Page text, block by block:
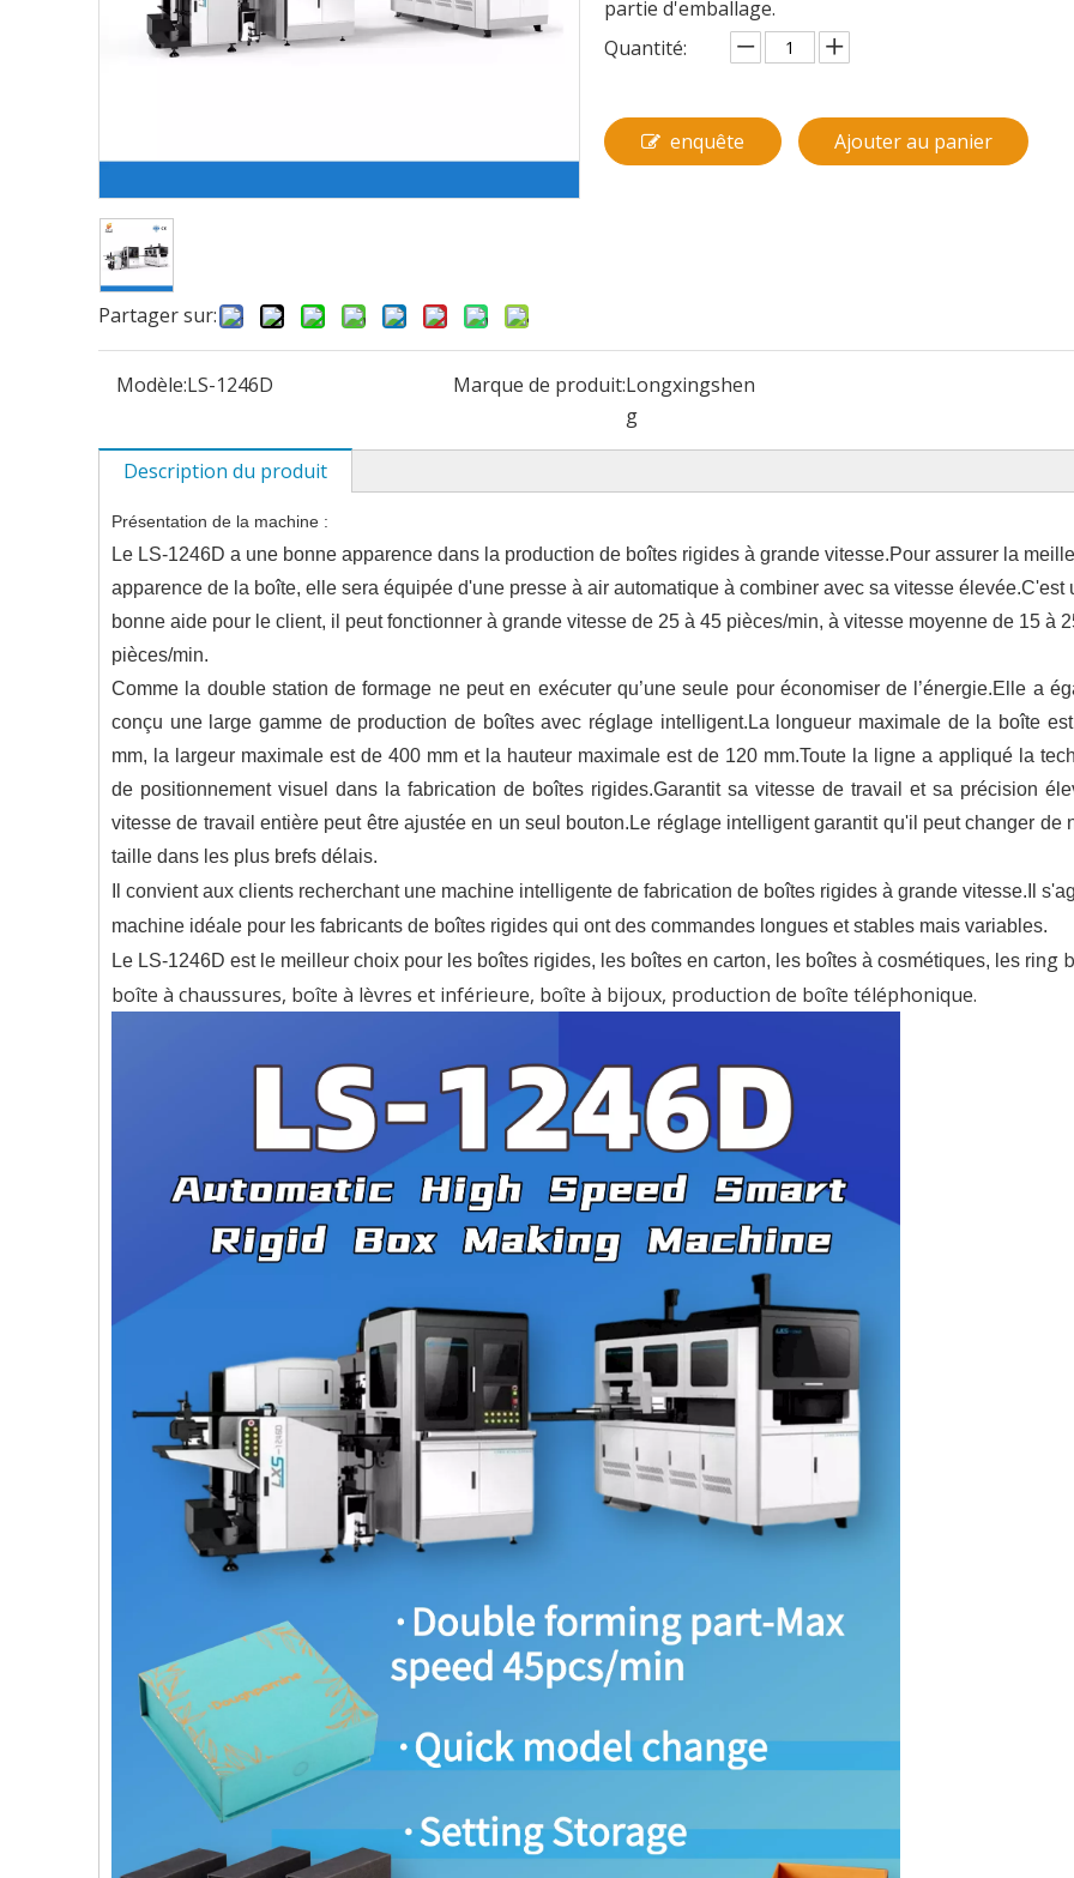
Partager sur:
partie d'emballage.
Quantité:
enquête Ajouter au panier
Modèle:LS-1246D Marque de produit:Longxingshen
g
Description du produit
Présentation de la machine :
Le LS-1246D a une bonne apparence dans la production de boîtes rigides à grande vitesse.Pour assurer la
apparence de la boîte, elle sera équipée d'une presse à air automatique à combiner avec sa vitesse élevée.C'est
bonne aide pour le client, il peut fonctionner à grande vitesse de 25 à 45 pièces/min, à vitesse moyenne de 15 à
pièces/min.
Comme la double station de formage ne peut en exécuter qu’une seule pour économiser de l’énergie.Elle a
conçu une large gamme de production de boîtes avec réglage intelligent.La longueur maximale de la boîte
mm, la largeur maximale est de 400 mm et la hauteur maximale est de 120 mm.Toute la ligne a appliqué la
de positionnement visuel dans la fabrication de boîtes rigides.Garantit sa vitesse de travail et sa précision
vitesse de travail entière peut être ajustée en un seul bouton.Le réglage intelligent garantit qu'il peut changer de
taille dans les plus brefs délais.
Il convient aux clients recherchant une machine intelligente de fabrication de boîtes rigides à grande vitesse.Il
machine idéale pour les fabricants de boîtes rigides qui ont des commandes longues et stables mais variables.
Le LS-1246D est le meilleur choix pour les boîtes rigides, les boîtes en carton, les boîtes à cosmétiques, les ring
boîte à chaussures, boîte à lèvres et inférieure, boîte à bijoux, production de boîte téléphonique.